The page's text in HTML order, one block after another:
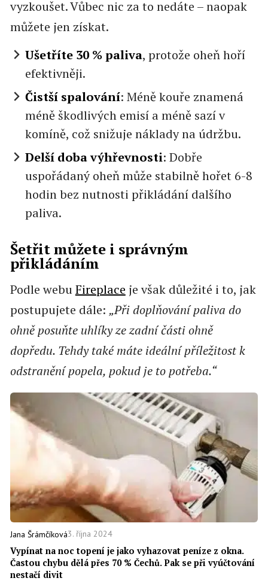
vyzkoušet. Vůbec nic za to nedáte – naopak
můžete jen získat.
Ušetříte 30 % paliva, protože oheň hoří
efektivněji.
Čistší spalování: Méně kouře znamená
méně škodlivých emisí a méně sazí v
komíně, což snižuje náklady na údržbu.
Delší doba výhřevnosti: Dobře
uspořádaný oheň může stabilně hořet 6-8
hodin bez nutnosti přikládání dalšího
paliva.
Šetřit můžete i správným
přikládáním
Podle webuFireplace je však důležité i to, jak
postupujete dále: „Při doplňování paliva do
ohně posuňte uhlíky ze zadní části ohně
dopředu. Tehdy také máte ideální příležitost k
odstranění popela, pokud je to potřeba.“
Jana Šrámčíková3. října 2024
Vypínat na noc topení je jako vyhazovat peníze z okna.
Častou chybu dělá přes 70 % Čechů. Pak se při vyúčtování
nestačí divit